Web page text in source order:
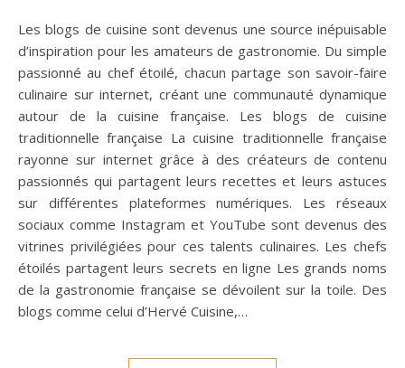
Les blogs de cuisine sont devenus une source inépuisable
d’inspiration pour les amateurs de gastronomie. Du simple
passionné au chef étoilé, chacun partage son savoir-faire
culinaire sur internet, créant une communauté dynamique
autour de la cuisine française. Les blogs de cuisine
traditionnelle française La cuisine traditionnelle française
rayonne sur internet grâce à des créateurs de contenu
passionnés qui partagent leurs recettes et leurs astuces
sur différentes plateformes numériques. Les réseaux
sociaux comme Instagram et YouTube sont devenus des
vitrines privilégiées pour ces talents culinaires. Les chefs
étoilés partagent leurs secrets en ligne Les grands noms
de la gastronomie française se dévoilent sur la toile. Des
blogs comme celui d’Hervé Cuisine,…